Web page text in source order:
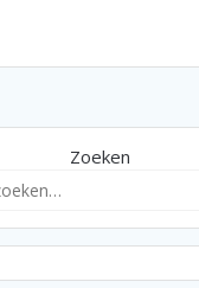
Zoeken